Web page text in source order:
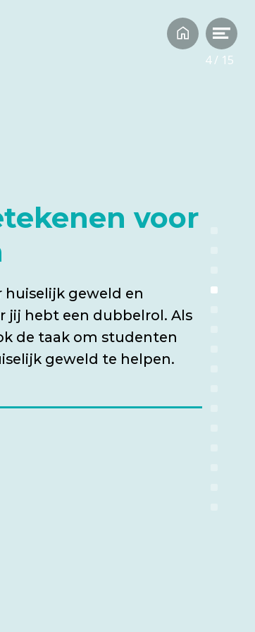
voor
huiselijk geweld en
jij hebt een dubbelrol. Als
de taak om studenten
geweld te helpen.
4/ 15